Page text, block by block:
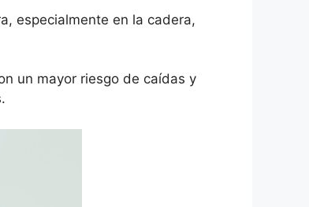
especialmente en la cadera,
un mayor riesgo de caídas y